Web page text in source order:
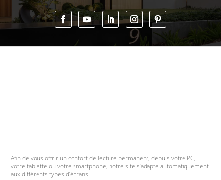
Afin de vous offrir un confort de lecture permanent, depuis votre PC,
votre tablette ou votre smartphone, notre site s’adapte automatiquement
aux différents types d’écrans